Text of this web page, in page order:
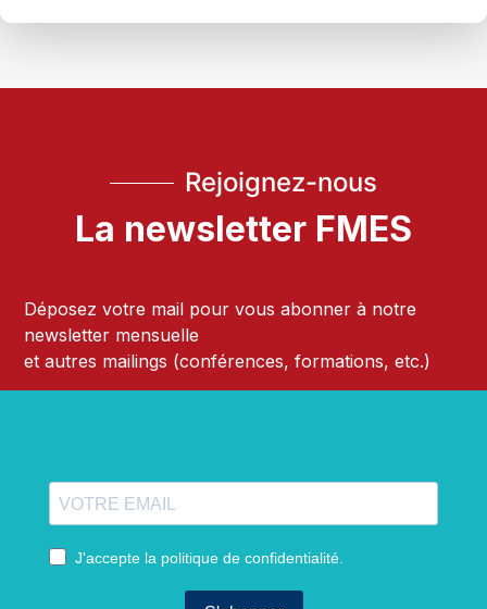
Rejoignez-nous
La newsletter FMES
Déposez votre mail pour vous abonner à notre
newsletter mensuelle
et autres mailings (conférences, formations, etc.)